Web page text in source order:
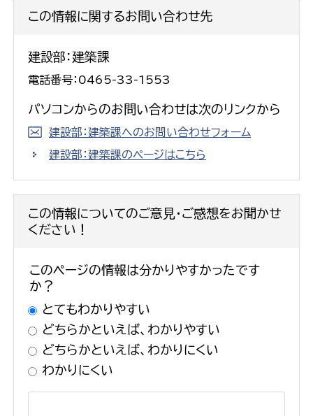
この情報に関するお問い合わせ先
建設部：建築課
電話番号：0465-33-1553
パソコンからのお問い合わせは次のリンクから
建設部：建築課へのお問い合わせフォーム
建設部：建築課のページはこちら
この情報についてのご意見・ご感想をお聞かせ
ください！
このページの情報は分かりやすかったです
か？
とてもわかりやすい
どちらかといえば、わかりやすい
どちらかといえば、わかりにくい
わかりにくい